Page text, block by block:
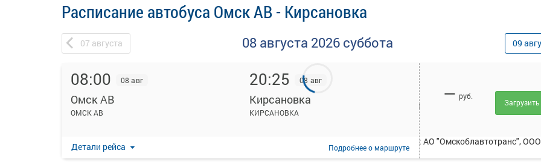
Расписание автобуса Омск АВ - Кирсановка
07 августа 08 августа 2026 суббота 09
08:00 08 авг
Омск АВ
ОМСК АВ
20:25 08 авг
Кирсановка
КИРСАНОВКА
Детали рейса Подробнеео маршруте
— руб.
На данной странице вы можете ознакомиться с расписанием и купить билет онлайн на автобус Омск АВ - Кирсановка.
Перевозку пассажиров по данному направлению осуществляют следующие перевозчики: АО "Омскоблавтотранс", ООО
"Большеречьеавтотранс".